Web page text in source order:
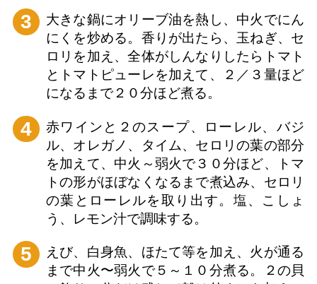
3
大きな鍋にオリーブ油を熱し、中火でにん
にくを炒める。香りが出たら、玉ねぎ、セ
ロリを加え、全体がしんなりしたらトマト
とトマトピューレを加えて、２／３量ほど
になるまで２０分ほど煮る。
4
赤ワインと２のスープ、ローレル、バジ
ル、オレガノ、タイム、セロリの葉の部分
を加えて、中火～弱火で３０分ほど、トマ
トの形がほぼなくなるまで煮込み、セロリ
の葉とローレルを取り出す。塩、こしょ
う、レモン汁で調味する。
5
えび、白身魚、ほたて等を加え、火が通る
まで中火〜弱火で５～１０分煮る。２の貝